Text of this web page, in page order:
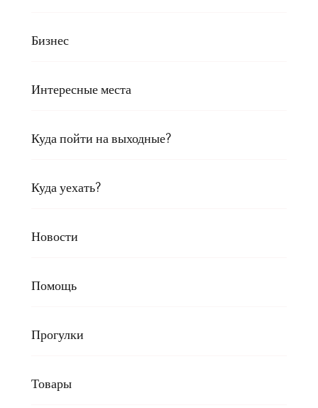
Бизнес
Интересные места
Куда пойти на выходные?
Куда уехать?
Новости
Помощь
Прогулки
Товары